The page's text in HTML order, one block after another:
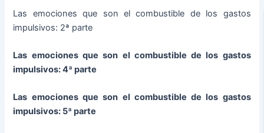
Las emociones que son el combustible de los gastos
impulsivos: 2ª parte
Las emociones que son el combustible de los gastos
impulsivos: 4ª parte
Las emociones que son el combustible de los gastos
impulsivos: 5ª parte